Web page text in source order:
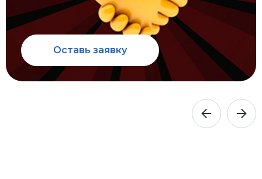
Оставь заявку